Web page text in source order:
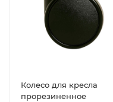
Колесо для кресла
прорезиненное